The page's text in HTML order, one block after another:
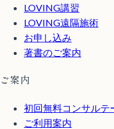
LOVING講習
LOVING遠隔施術
お申し込み
著書のご案内
ご案内
初回無料コンサルテ
ご利用案内